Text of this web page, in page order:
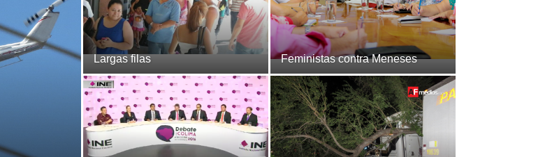
Largas filas Feministas contra Meneses